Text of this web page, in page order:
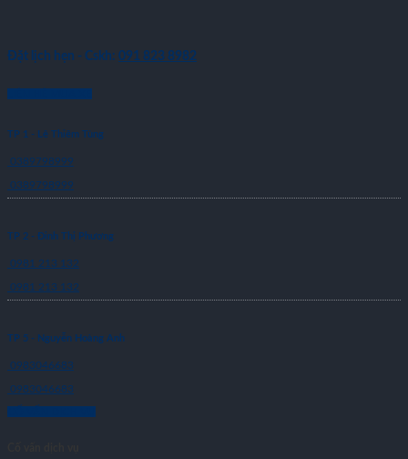
Đặt lịch hẹn - Cskh: 091 823 8982
TP 1 - Lê Thiêm Tùng
0389798999
0389798999
TP 2 - Đinh Thị Phương
0981 213 132
0981 213 132
TP 5 - Nguyễn Hoàng Anh
0983046683
0983046683